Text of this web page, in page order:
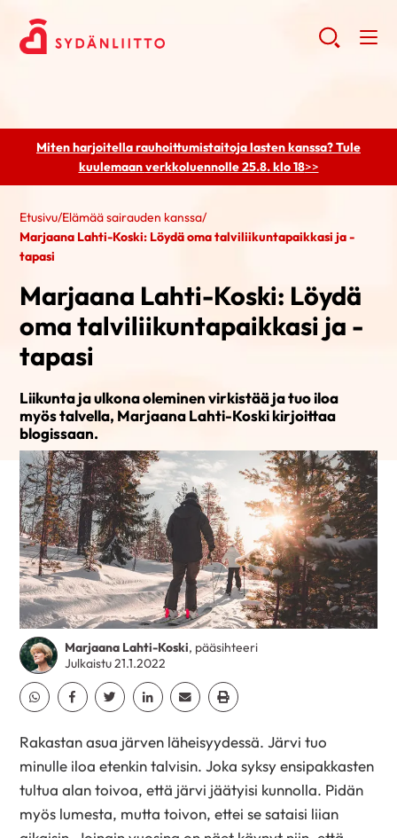
Miten harjoitella rauhoittumistaitoja lasten kanssa? Tule
kuulemaanverkkoluennolle 25.8. klo 18>>
Etusivu/Elämää sairauden kanssa/
Marjaana Lahti-Koski: Löydä oma talviliikuntapaikkasi ja -
tapasi
Marjaana Lahti-Koski: Löydä
oma talviliikuntapaikkasi ja -
tapasi
Liikunta ja ulkona oleminen virkistää ja tuo iloa
myös talvella, Marjaana Lahti-Koski kirjoittaa
blogissaan.
Marjaana Lahti-Koski, pääsihteeri
Julkaistu 21.1.2022
Jaa Whatsapp
Jaa Facebook
Jaa TwitterJaa Linkedin
Jaa EmailJaa Print
Rakastan asua järven läheisyydessä. Järvi tuo
minulle iloa etenkin talvisin. Joka syksy ensipakkasten
tultua alan toivoa, että järvi jäätyisi kunnolla. Pidän
myös lumesta, mutta toivon, ettei se sataisi liian